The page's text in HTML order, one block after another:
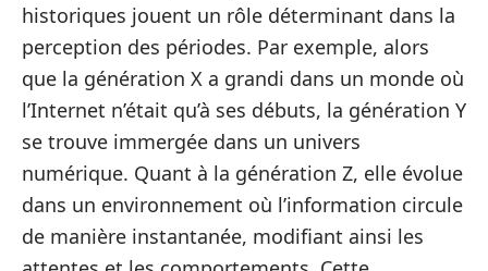
historiques jouent un rôle déterminant dans la
perception des périodes. Par exemple, alors
que la génération X a grandi dans un monde où
l’Internet n’était qu’à ses débuts, la génération Y
se trouve immergée dans un univers
numérique. Quant à la génération Z, elle évolue
dans un environnement où l’information circule
de manière instantanée, modifiant ainsi les